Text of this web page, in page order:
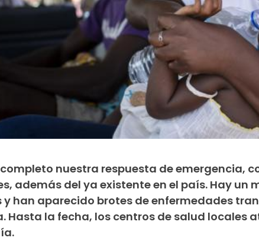
nuestra respuesta de emergencia,
además del ya existente en el país. Hay un
han aparecido brotes de enfermedades
Hasta la fecha, los centros de salud locales